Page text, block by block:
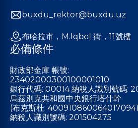
buxdu_rektor@buxdu.uz
布哈拉市，M.Iqbol 街，11號樓
必備條件
財政部金庫 帳號:
23402000300100001010
銀行代碼: 00014 納稅人識別號碼:
烏茲別克共和國中央銀行塔什幹
(布克斯杜:
納稅人識別號碼: 201504275